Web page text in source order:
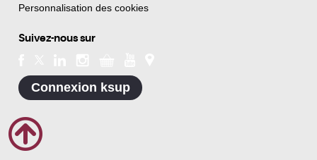
Personnalisation des cookies
Suivez-nous sur
Connexion ksup